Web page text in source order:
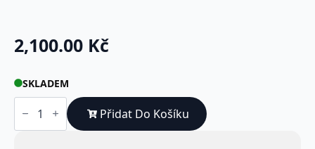
2,100.00 Kč
SKLADEM
AquaSalt
Stop®
l)
Přidat Do Košíku